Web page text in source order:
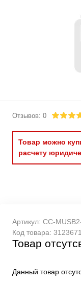
Отзывов: 0
Товар можно
расчету
Артикул: CC-
Код товара:
Товар
Данный товар